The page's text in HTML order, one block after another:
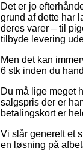
Det er jo
grund af dette har
deres varer – til
tilbyde levering
Men det kan
6 stk inden du
Du må lige meget
salgspris der er
betalingskort er
Vi slår generelt et
en løsning på